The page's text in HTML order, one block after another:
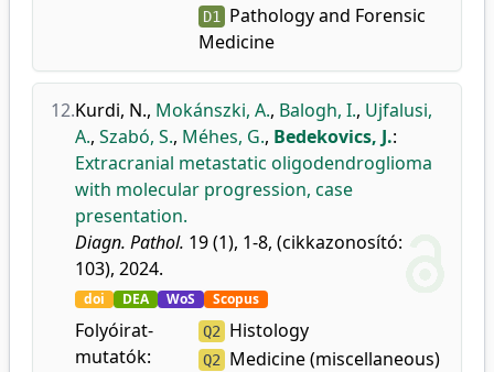
D1 Pathology and Forensic
Medicine
12.Kurdi, N., Mokánszki, A., Balogh, I., Ujfalusi,
A., Szabó, S., Méhes, G., Bedekovics, J.:
Extracranial metastatic oligodendroglioma
with molecular progression, case
presentation.
Diagn. Pathol. 19 (1), 1-8, (cikkazonosító:
103), 2024.
doi DEA WoS Scopus
Folyóirat-
mutatók:
Q2 Histology
Q2 Medicine (miscellaneous)